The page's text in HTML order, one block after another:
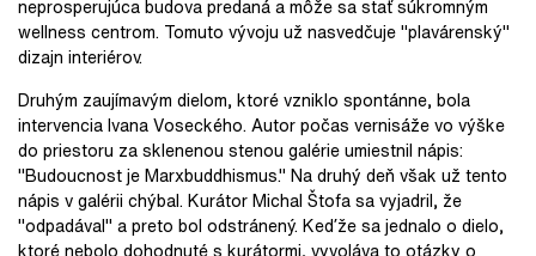
neprosperujúca budova predaná a môže sa stať súkromným
wellness centrom. Tomuto vývoju už nasvedčuje "plavárenský"
dizajn interiérov.
Druhým zaujímavým dielom, ktoré vzniklo spontánne, bola
intervencia Ivana Voseckého. Autor počas vernisáže vo výške
do priestoru za sklenenou stenou galérie umiestnil nápis:
"Budoucnost je Marxbuddhismus." Na druhý deň však už tento
nápis v galérii chýbal. Kurátor Michal Štofa sa vyjadril, že
"odpadával" a preto bol odstránený. Keďže sa jednalo o dielo,
ktoré nebolo dohodnuté s kurátormi, vyvoláva to otázky o